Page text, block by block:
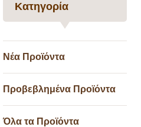
Κατηγορία
Νέα Προϊόντα
Προβεβλημένα Προϊόντα
Όλα τα Προϊόντα